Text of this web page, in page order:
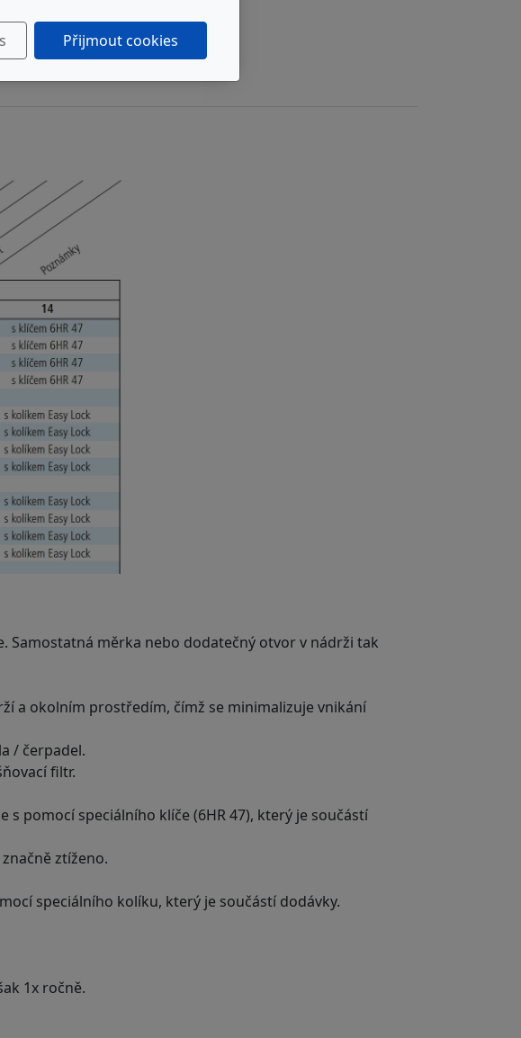
měrka nebo dodatečný otvor v nádrži tak
a okolním prostředím, čímž se minimalizuje vnikání
/ čerpadel.
filtr.
pomocí speciálního klíče (6HR 47), který je součástí
ztíženo.
speciálního kolíku, který je součástí dodávky.
1x ročně.
Přijmout cookies